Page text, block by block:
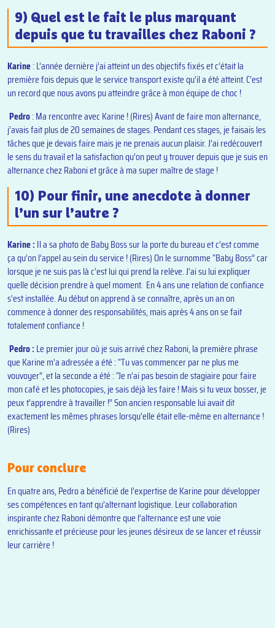
9) Quel est le fait le plus marquant
depuis que tu travailles chez Raboni ?
Karine: L’année dernière j’ai atteint un des objectifs fixés et c’était la
première fois depuis que le service transport existe qu’il a été atteint. C’est
un record que nous avons pu atteindre grâce à mon équipe de choc !
Pedro: Ma rencontre avec Karine ! (Rires) Avant de faire mon alternance,
j’avais fait plus de 20 semaines de stages. Pendant ces stages, je faisais les
tâches que je devais faire mais je ne prenais aucun plaisir. J’ai redécouvert
le sens du travail et la satisfaction qu’on peut y trouver depuis que je suis en
alternance chez Raboni et grâce à ma super maître de stage !
10) Pour finir, une anecdote à donner
l’un sur l’autre ?
Karine : Il a sa photo de Baby Boss sur la porte du bureau et c’est comme
ça qu’on l’appel au sein du service ! (Rires) On le surnomme “Baby Boss” car
lorsque je ne suis pas là c’est lui qui prend la relève. J’ai su lui expliquer
quelle décision prendre à quel moment. En 4 ans une relation de confiance
s’est installée. Au début on apprend à se connaître, après un an on
commence à donner des responsabilités, mais après 4 ans on se fait
totalement confiance !
Pedro : Le premier jour où je suis arrivé chez Raboni, la première phrase
que Karine m’a adressée a été : “Tu vas commencer par ne plus me
vouvoyer”, et la seconde a été : “Je n’ai pas besoin de stagiaire pour faire
mon café et les photocopies, je sais déjà les faire ! Mais si tu veux bosser, je
peux t’apprendre à travailler !” Son ancien responsable lui avait dit
exactement les mêmes phrases lorsqu’elle était elle-même en alternance !
(Rires)
Pour conclure
En quatre ans, Pedro a bénéficié de l’expertise de Karine pour développer
ses compétences en tant qu’alternant logistique. Leur collaboration
inspirante chezRabonidémontre que l’alternance est une voie
enrichissante et précieuse pour les jeunes désireux de se lancer et réussir
leur carrière !